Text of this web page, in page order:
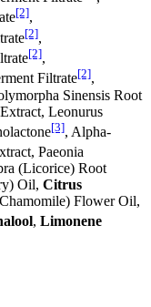
[2],
[2],
[2],
Filtrate[2],
Sinensis Root
Leonurus
[3], Alpha-
Paeonia
(Licorice) Root
Oil, Citrus
Flower Oil,
, Limonene